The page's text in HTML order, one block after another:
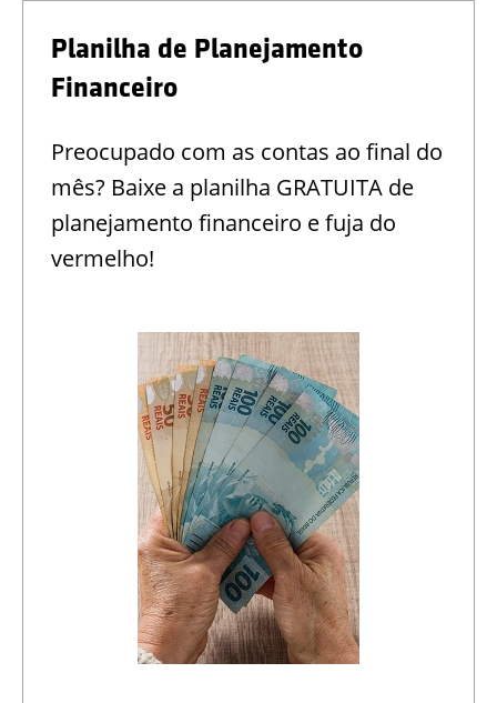
Planilha de Planejamento
Financeiro
Preocupado com as contas ao final do
mês? Baixe a planilha GRATUITA de
planejamento financeiro e fuja do
vermelho!